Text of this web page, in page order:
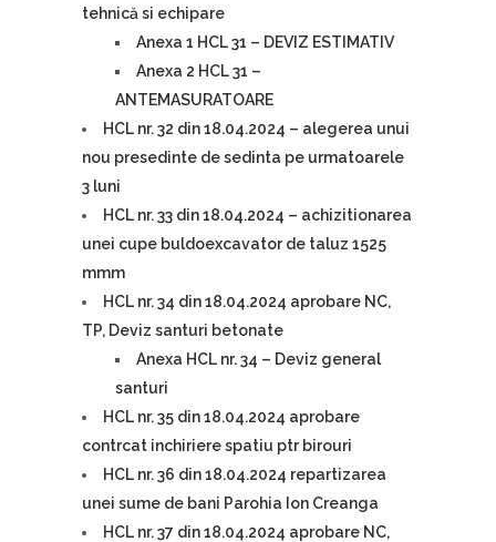
tehnică si echipare
Anexa 1 HCL 31 – DEVIZ ESTIMATIV
Anexa 2 HCL 31 –
ANTEMASURATOARE
HCL nr. 32 din 18.04.2024 – alegerea unui
nou presedinte de sedinta pe urmatoarele
3 luni
HCL nr. 33 din 18.04.2024 – achizitionarea
unei cupe buldoexcavator de taluz 1525
mmm
HCL nr. 34 din 18.04.2024 aprobare NC,
TP, Deviz santuri betonate
Anexa HCL nr. 34 – Deviz general
santuri
HCL nr. 35 din 18.04.2024 aprobare
contrcat inchiriere spatiu ptr birouri
HCL nr. 36 din 18.04.2024 repartizarea
unei sume de bani Parohia Ion Creanga
HCL nr. 37 din 18.04.2024 aprobare NC,